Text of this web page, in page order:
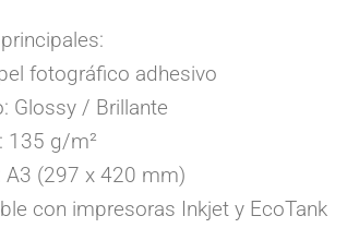
fotográfico adhesivo
Glossy / Brillante
135 g/m²
A3 (297 x 420 mm)
con impresoras Inkjet y EcoTank